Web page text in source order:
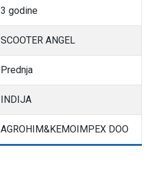
3 godine
SCOOTER ANGEL
Prednja
INDIJA
AGROHIM&KEMOIMPEX DOO